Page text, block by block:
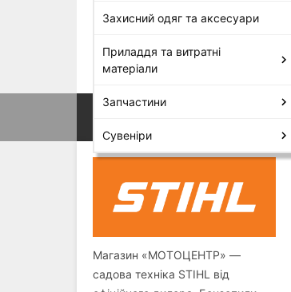
Захисний одяг та аксесуари
Приладдя та витратні
матеріали
Запчастини
Сувеніри
Магазин «МОТОЦЕНТР» —
садова техніка STIHL від